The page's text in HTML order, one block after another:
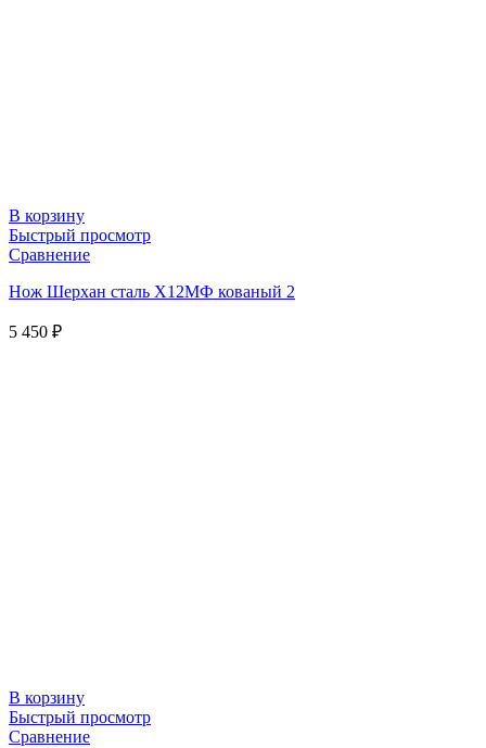
В корзину
Быстрый просмотр
Сравнение
Нож Шерхан сталь Х12МФ кованый 2
5 450 ₽
В корзину
Быстрый просмотр
Сравнение